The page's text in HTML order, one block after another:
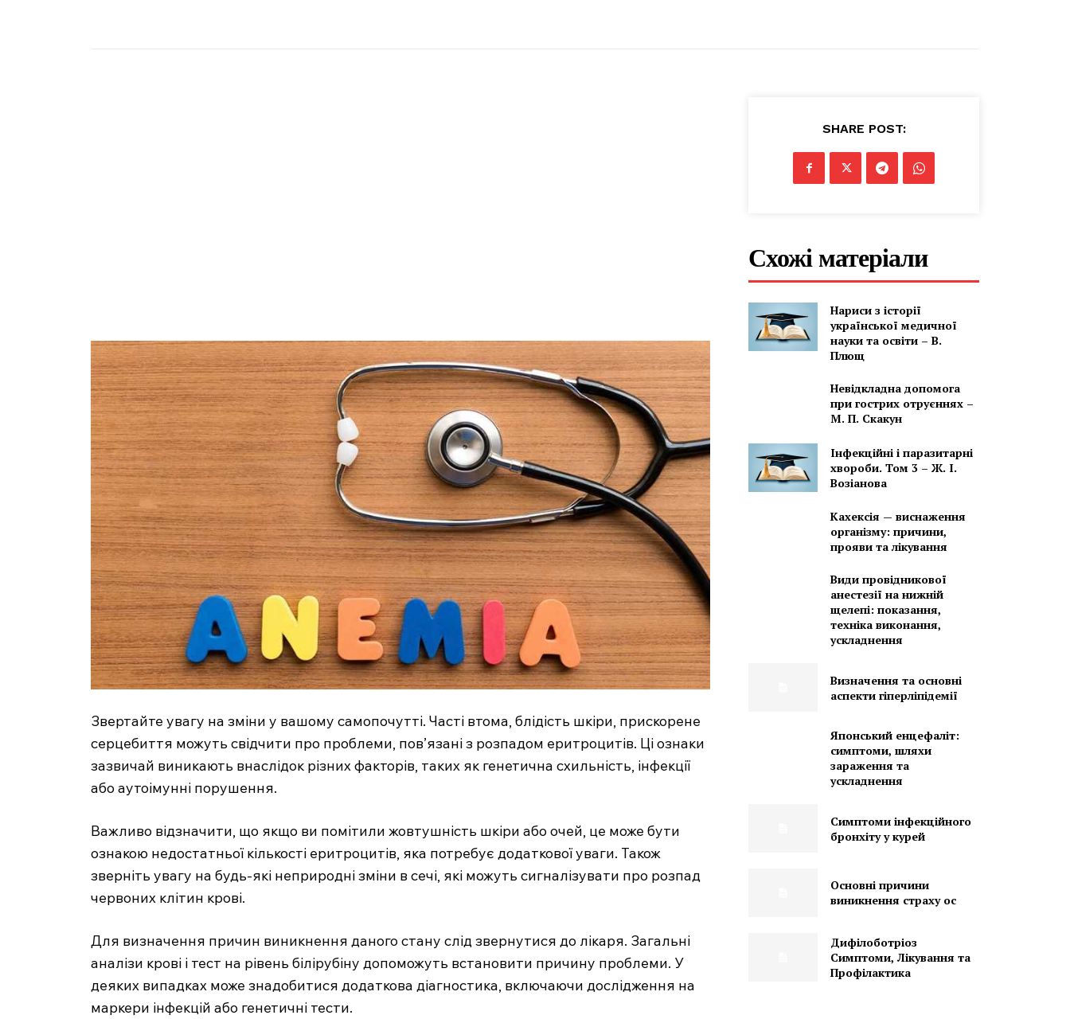
Звертайте увагу на зміни у вашому самопочутті. Часті втома, блідість шкіри, прискорене
серцебиття можуть свідчити про проблеми, пов’язані з розпадом еритроцитів. Ці ознаки
зазвичай виникають внаслідок різних факторів, таких як генетична схильність, інфекції
або аутоімунні порушення.
Важливо відзначити, що якщо ви помітили жовтушність шкіри або очей, це може бути
ознакою недостатньої кількості еритроцитів, яка потребує додаткової уваги. Також
зверніть увагу на будь-які неприродні зміни в сечі, які можуть сигналізувати про розпад
червоних клітин крові.
Для визначення причин виникнення даного стану слід звернутися до лікаря. Загальні
аналізи крові і тест на рівень білірубіну допоможуть встановити причину проблеми. У
деяких випадках може знадобитися додаткова діагностика, включаючи дослідження на
маркери інфекцій або генетичні тести.
SHARE POST:
Схожі матеріали
Нариси з історії
української медичної
науки та освіти – В.
Плющ
Невідкладна допомога
при гострих отруєннях –
М. П. Скакун
Інфекційні і паразитарні
хвороби. Том 3 – Ж. І.
Возіанова
Кахексія — виснаження
організму: причини,
прояви та лікування
Види провідникової
анестезії на нижній
щелепі: показання,
техніка виконання,
ускладнення
Визначення та основні
аспекти гіперліпідемії
Японський енцефаліт:
симптоми, шляхи
зараження та
ускладнення
Симптоми інфекційного
бронхіту у курей
Основні причини
виникнення страху ос
Дифілоботріоз
Симптоми, Лікування та
Профілактика